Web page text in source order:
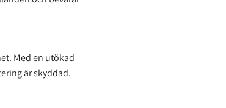
Med en utökad
är skyddad.